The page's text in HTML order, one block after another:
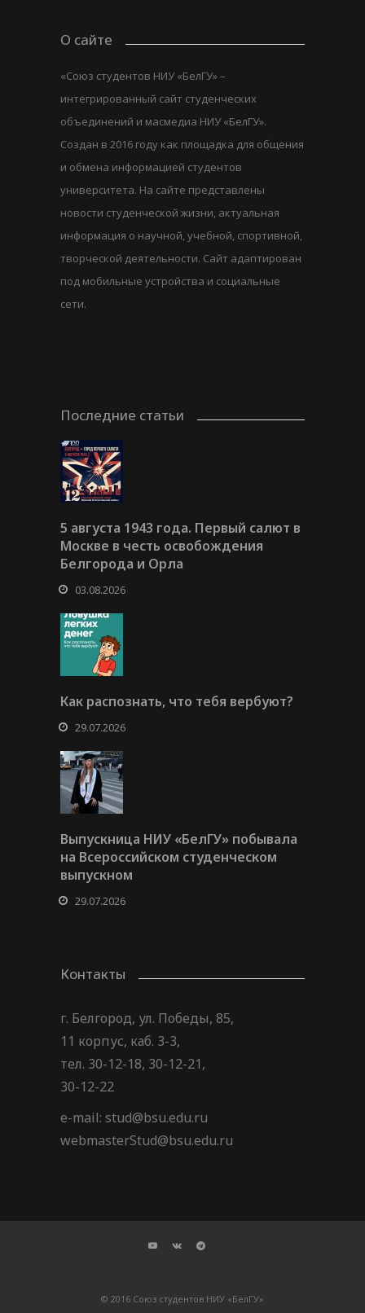
О сайте
«Союз студентов НИУ «БелГУ» –
интегрированный сайт студенческих
объединений и масмедиа НИУ «БелГУ».
Создан в 2016 году как площадка для общения
и обмена информацией студентов
университета. На сайте представлены
новости студенческой жизни, актуальная
информация о научной, учебной, спортивной,
творческой деятельности. Сайт адаптирован
под мобильные устройства и социальные
сети.
Последние статьи
5 августа 1943 года. Первый салют в
Москве в честь освобождения
Белгорода и Орла
03.08.2026
Как распознать, что тебя вербуют?
29.07.2026
Выпускница НИУ «БелГУ» побывала
на Всероссийском студенческом
выпускном
29.07.2026
Контакты
г. Белгород, ул. Победы, 85,
11 корпус, каб. 3-3,
тел. 30-12-18, 30-12-21,
30-12-22
e-mail: stud@bsu.edu.ru
webmasterStud@bsu.edu.ru
© 2016 Союз студентов НИУ «БелГУ»